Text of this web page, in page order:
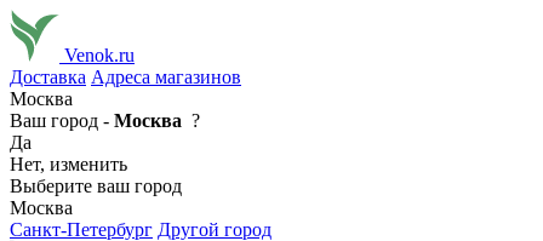
Venok.ru
Доставка Адреса магазинов
Москва
Ваш город - Москва ?
Да
Нет, изменить
Выберите ваш город
Москва
Санкт-Петербург Другой город